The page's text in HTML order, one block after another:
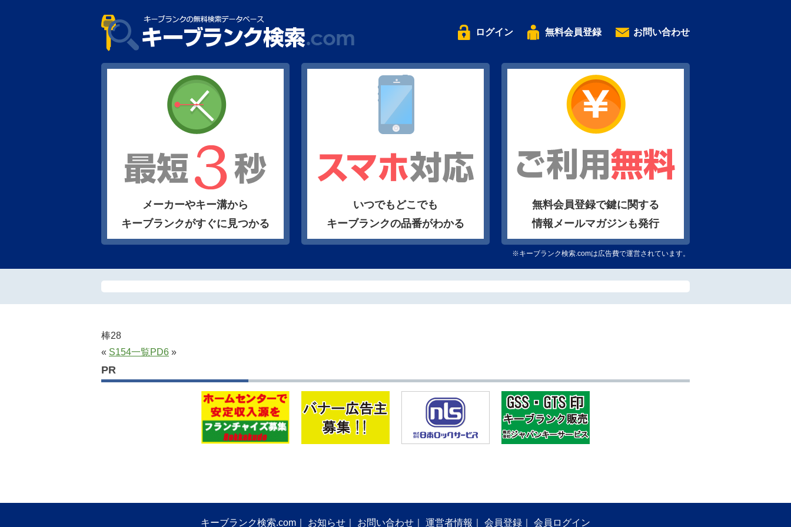
ログイン 無料会員登録 お問い合わせ
メーカーやキー溝から
キーブランクがすぐに見つかる
いつでもどこでも
キーブランクの品番がわかる
無料会員登録で鍵に関する
情報メールマガジンも発行
※キーブランク検索.comは広告費で運営されています。
棒28
« S154一覧PD6 »
PR
キーブランク検索.com お知らせ お問い合わせ 運営者情報 会員登録 会員ログイン